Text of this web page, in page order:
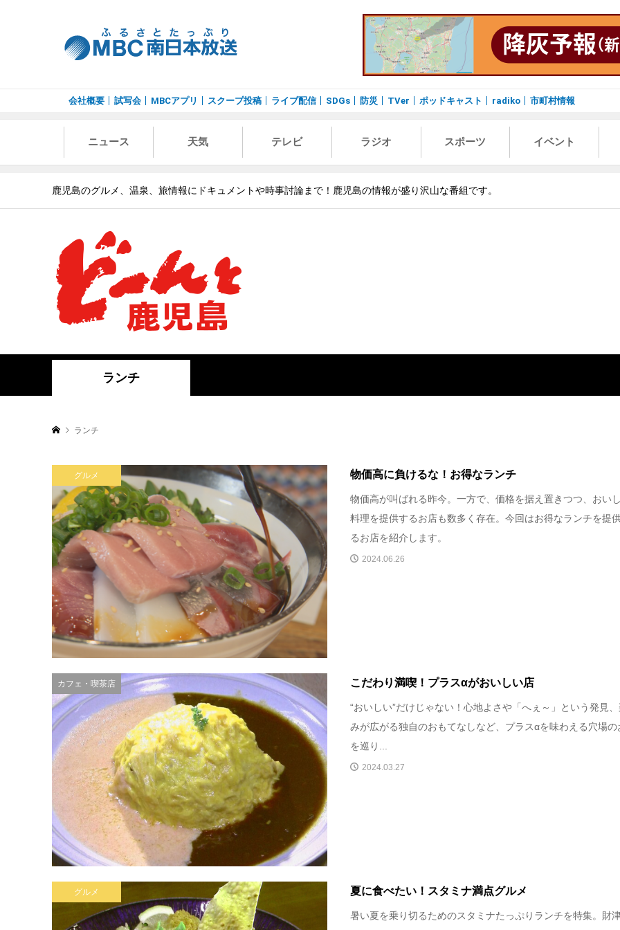
会社概要 試写会 MBCアプリ スクープ投稿 ライブ配信 SDGs 防災 TVer ポッドキャスト radiko 市町村情報
ニュース 天気 テレビ ラジオ スポーツ イベント
鹿児島のグルメ、温泉、旅情報にドキュメントや時事討論まで！鹿児島の情報が盛り沢山な番組です。
ランチ
ランチ
グルメ 物価高に負けるな！お得なランチ
物価高が叫ばれる昨今。一方で、価格を据え置きつつ、おい
料理を提供するお店も数多く存在。今回はお得なランチを提
るお店を紹介します。
2024.06.26
カフェ・喫茶店 こだわり満喫！プラスαがおいしい店
“おいしい”だけじゃない！心地よさや「へぇ～」という発見、
みが広がる独自のおもてなしなど、プラスαを味わえる穴場の
を巡り...
2024.03.27
グルメ 夏に食べたい！スタミナ満点グルメ
暑い夏を乗り切るためのスタミナたっぷりランチを特集。財